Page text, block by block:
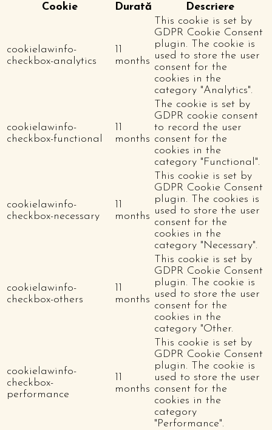
Cookie
Durată Descriere
cookielawinfo-
checkbox-analytics
11
months
This cookie is set by
GDPR Cookie Consent
plugin. The cookie is
used to store the user
consent for the
cookies in the
category "Analytics".
cookielawinfo-
checkbox-functional
11
months
The cookie is set by
GDPR cookie consent
to record the user
consent for the
cookies in the
category "Functional".
cookielawinfo-
checkbox-necessary
11
months
This cookie is set by
GDPR Cookie Consent
plugin. The cookies is
used to store the user
consent for the
cookies in the
category "Necessary".
cookielawinfo-
checkbox-others
11
months
This cookie is set by
GDPR Cookie Consent
plugin. The cookie is
used to store the user
consent for the
cookies in the
category "Other.
cookielawinfo-
checkbox-
performance
11
months
This cookie is set by
GDPR Cookie Consent
plugin. The cookie is
used to store the user
consent for the
cookies in the
category
"Performance".